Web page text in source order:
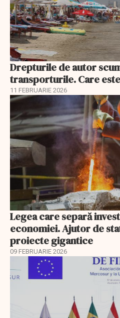
Drepturile de autor
transporturile. Care
11 FEBRUARIE 2026
Legea care separă
economiei. Ajutor de
proiecte gigantice
09 FEBRUARIE 2026